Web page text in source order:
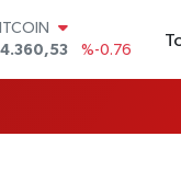
%-0.76
%0.01